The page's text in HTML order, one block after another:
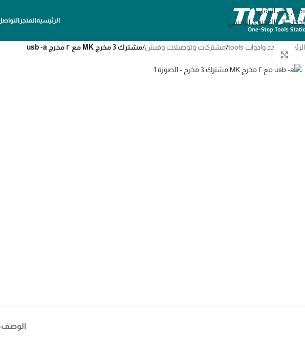
تخطي إلى التنقل
تخطي إلى المحتوى الرئيسي
الرئيسيةالمتجر
الرئيسية عدد وادوات tools /مشتركات وتوصيلات وفيش/مشترك 3 مخرج MK مع ٢ مخرج usb -a
الوصف